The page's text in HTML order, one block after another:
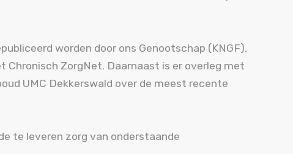
worden door ons Genootschap (KNGF),
Chronisch ZorgNet. Daarnaast is er overleg met
UMC Dekkerswald over de meest recente
te leveren zorg van onderstaande